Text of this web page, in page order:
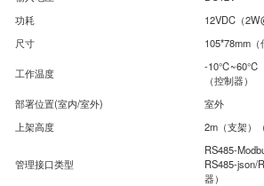
功耗
12VDC（
尺寸
105*78mm
工作温度
-10℃~60℃
（控制器）
部署位置(室内/室外)
室外
上架高度
2m（支架）
管理接口类型
RS485-
RS485-json/
器）